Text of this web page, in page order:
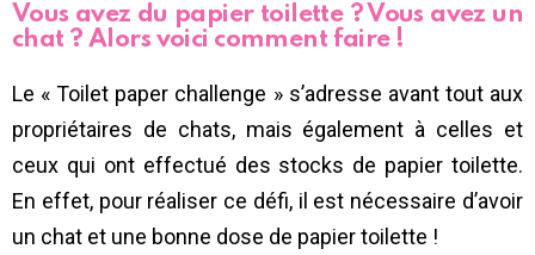
Vous avez du papier toilette ? Vous avez un
chat ? Alors voici comment faire !
Le « Toilet paper challenge » s’adresse avant tout aux
propriétaires de chats, mais également à celles et
ceux qui ont effectué des stocks de papier toilette.
En effet, pour réaliser ce défi, il est nécessaire d’avoir
un chat et une bonne dose de papier toilette !